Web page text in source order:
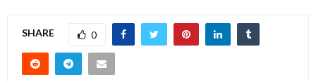
SHARE 0